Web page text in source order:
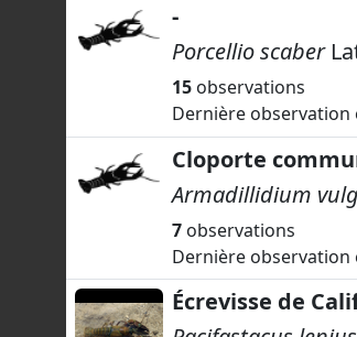
-
Porcellio scaber
15 observations
Dernière observation
Cloporte
Armadillidium
7 observations
Dernière observation
Écrevisse de